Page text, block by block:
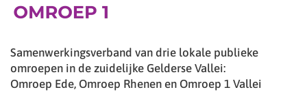
Samenwerkingsverband van drie lokale publieke
omroepen in de zuidelijke Gelderse Vallei:
Omroep Ede, Omroep Rhenen en Omroep 1 Vallei